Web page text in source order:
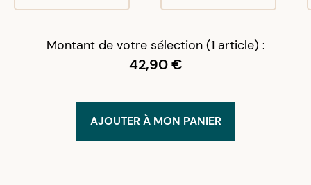
Montant de votre sélection (1 article) :
42,90 €
AJOUTER À MON PANIER